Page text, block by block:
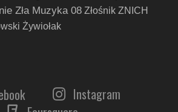
Zła Muzyka 08 Złośnik ZNICH
Żywiołak
Instagram